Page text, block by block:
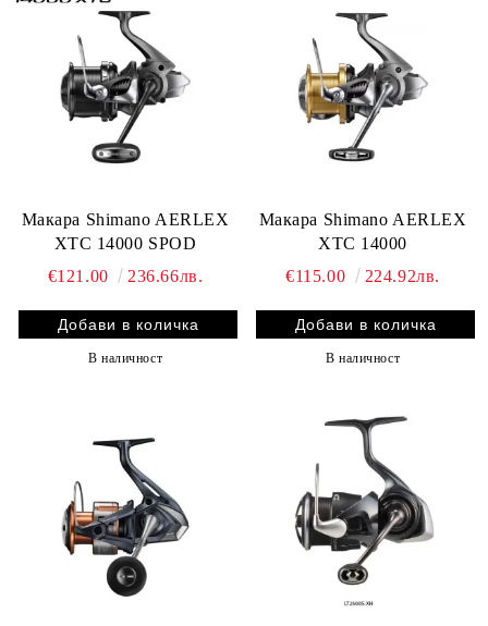
Макара Shimano AERLEX
XTC 14000 SPOD
€121.00
236.66лв.
В наличност
Макара Shimano AERLEX
XTC 14000
€115.00
224.92лв.
В наличност